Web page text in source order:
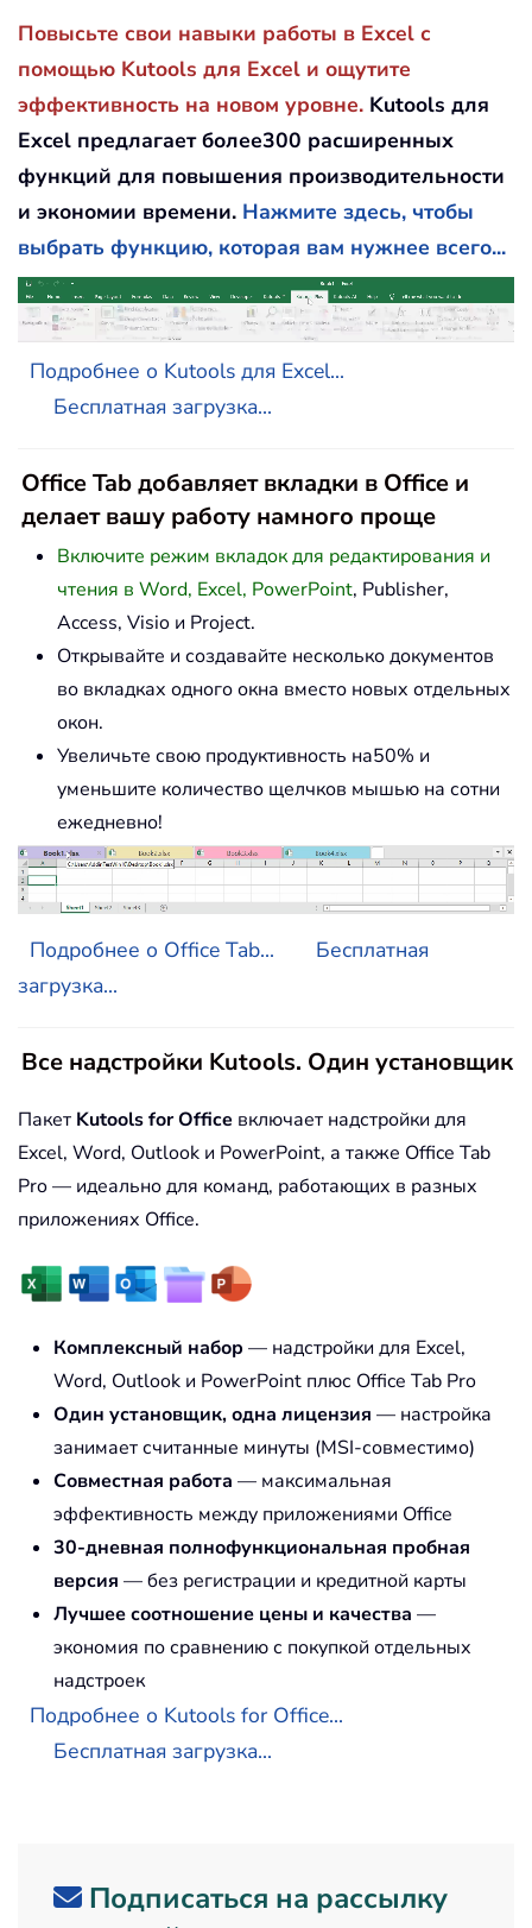
Повысьте свои навыки работы в Excel с
помощью Kutools для Excel и ощутите
эффективность на новом уровне. Kutools для
Excel предлагает более300 расширенных
функций для повышения производительности
и экономии времени. Нажмите здесь, чтобы
выбрать функцию, которая вам нужнее всего...
Подробнее о Kutools для Excel...
Бесплатная загрузка...
Office Tab добавляет вкладки в Office и
делает вашу работу намного проще
Включите режим вкладок для редактирования и
чтения в Word, Excel, PowerPoint, Publisher,
Access, Visio и Project.
Открывайте и создавайте несколько документов
во вкладках одного окна вместо новых отдельных
окон.
Увеличьте свою продуктивность на50% и
уменьшите количество щелчков мышью на сотни
ежедневно!
Подробнее о Office Tab...
Бесплатная
загрузка...
Все надстройки Kutools. Один установщик
Пакет Kutools for Office включает надстройки для
Excel, Word, Outlook и PowerPoint, а также Office Tab
Pro — идеально для команд, работающих в разных
приложениях Office.
Комплексный набор — надстройки для Excel,
Word, Outlook и PowerPoint плюс Office Tab Pro
Один установщик, одна лицензия — настройка
занимает считанные минуты (MSI-совместимо)
Совместная работа — максимальная
эффективность между приложениями Office
30-дневная полнофункциональная пробная
версия — без регистрации и кредитной карты
Лучшее соотношение цены и качества —
экономия по сравнению с покупкой отдельных
надстроек
Подробнее о Kutools for Office...
Бесплатная загрузка...
Подписаться на рассылку